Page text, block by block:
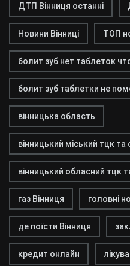
ДТП Вінниця останні
Новини Вінниці ТОП
болит зуб нет таблеток
болит зуб таблетки не
вінницька область
вінницький міський тцк та
вінницький обласний тцк
газ Вінниця головні
де поїсти Вінниця
кредит онлайн